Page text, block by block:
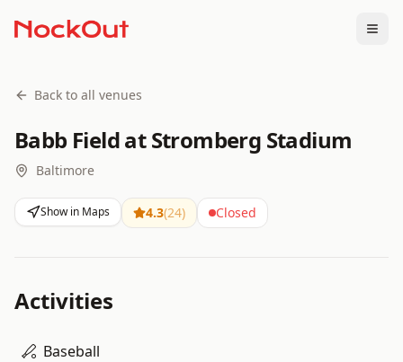
Back to all venues
Babb Field at Stromberg Stadium
Baltimore
Show in Maps 4.3(24) Closed
Activities
Baseball